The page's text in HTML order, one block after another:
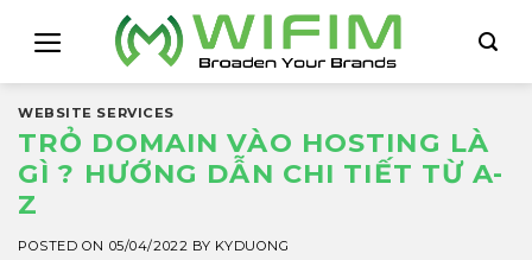
content
WEBSITE SERVICES
TRỎ DOMAIN VÀO HOSTING LÀ
GÌ ? HƯỚNG DẪN CHI TIẾT TỪ A-
Z
POSTED ON 05/04/2022 BY KYDUONG